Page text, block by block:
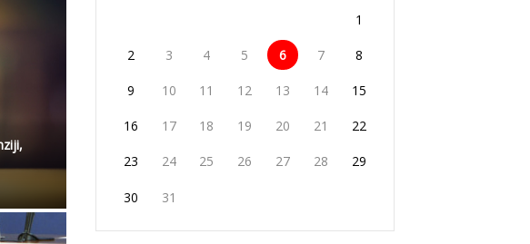
1
2 3 4 5 6 7 8
9 10 11 12 13 14 15
16 17 18 19 20 21 22
23 24 25 26 27 28 29
30 31